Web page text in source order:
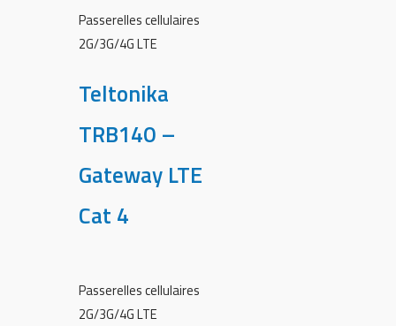
Passerelles cellulaires
2G/3G/4G LTE
Teltonika
TRB140 –
Gateway LTE
Cat 4
Passerelles cellulaires
2G/3G/4G LTE